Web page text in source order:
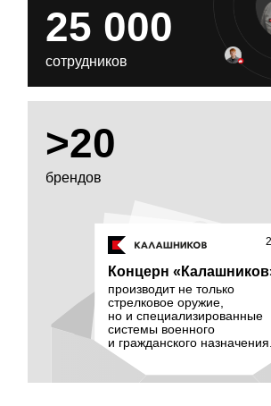
25 000
сотрудников
>20
брендов
Концерн
производит не только
стрелковое оружие,
но и специализированные
системы военного
и гражданского назначения.